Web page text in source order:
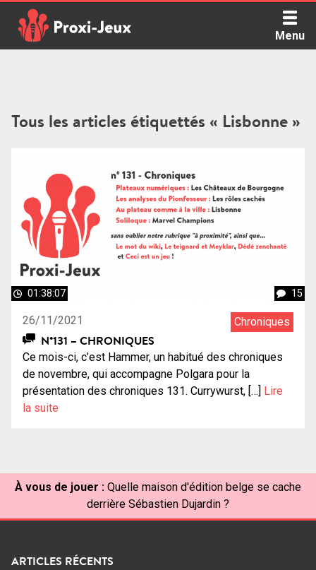
content
Menu
Tous les articles étiquettés « Lisbonne »
01:38:07 15
26/11/2021 Chroniques
N°131 – CHRONIQUES
Ce mois-ci, c’est Hammer, un habitué des chroniques
de novembre, qui accompagne Polgara pour la
présentation des chroniques 131. Currywurst, […] Lire
la suite
À vous de jouer : Quelle maison d'édition belge se cache
derrière Sébastien Dujardin ?
ARTICLES RÉCENTS